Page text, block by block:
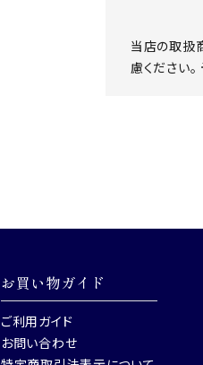
当店の取扱
慮ください
お買い物ガイド
ご利用ガイド
お問い合わせ